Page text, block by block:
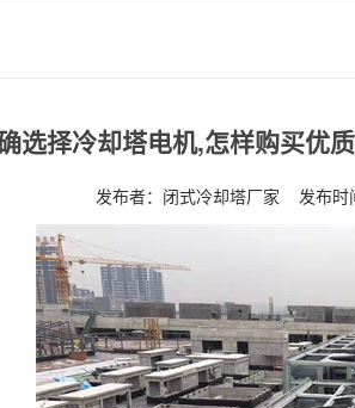
选择冷却塔电机,怎样购买优
发布者：闭式冷却塔厂家 发布